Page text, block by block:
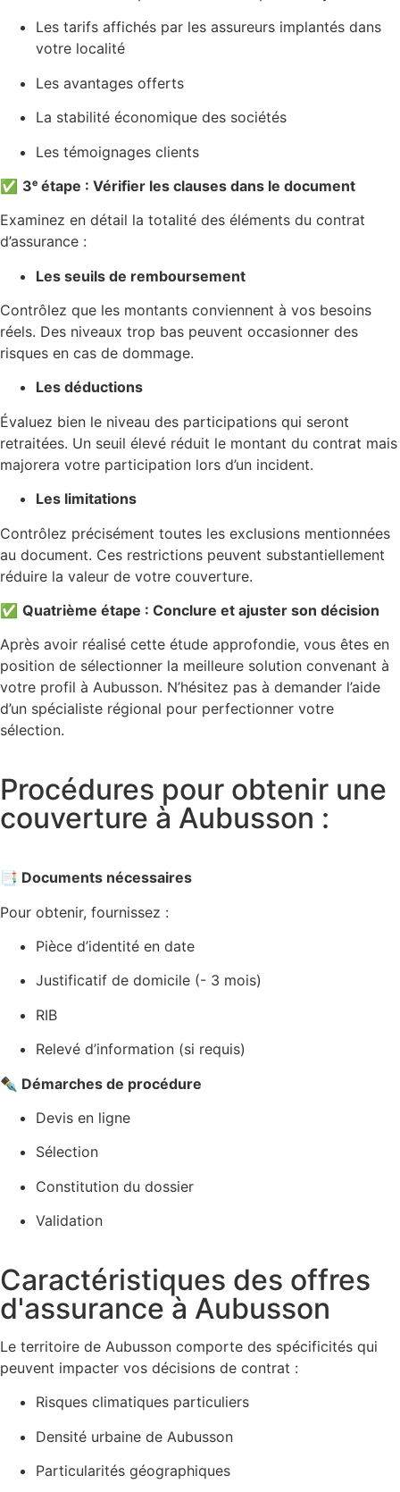
Les tarifs affichés par les assureurs implantés dans
votre localité
Les avantages offerts
La stabilité économique des sociétés
Les témoignages clients
✅ 3ᵉ étape : Vérifier les clauses dans le document
Examinez en détail la totalité des éléments du contrat
d’assurance :
Les seuils de remboursement
Contrôlez que les montants conviennent à vos besoins
réels. Des niveaux trop bas peuvent occasionner des
risques en cas de dommage.
Les déductions
Évaluez bien le niveau des participations qui seront
retraitées. Un seuil élevé réduit le montant du contrat mais
majorera votre participation lors d’un incident.
Les limitations
Contrôlez précisément toutes les exclusions mentionnées
au document. Ces restrictions peuvent substantiellement
réduire la valeur de votre couverture.
✅ Quatrième étape : Conclure et ajuster son décision
Après avoir réalisé cette étude approfondie, vous êtes en
position de sélectionner la meilleure solution convenant à
votre profil à Aubusson. N’hésitez pas à demander l’aide
d’un spécialiste régional pour perfectionner votre
sélection.
Procédures pour obtenir une
couverture à Aubusson :
📑 Documents nécessaires
Pour obtenir, fournissez :
Pièce d’identité en date
Justificatif de domicile (- 3 mois)
RIB
Relevé d’information (si requis)
✒️ Démarches de procédure
Devis en ligne
Sélection
Constitution du dossier
Validation
Caractéristiques des offres
d'assurance à Aubusson
Le territoire de Aubusson comporte des spécificités qui
peuvent impacter vos décisions de contrat :
Risques climatiques particuliers
Densité urbaine de Aubusson
Particularités géographiques